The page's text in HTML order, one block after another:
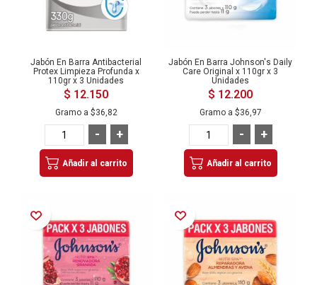
Jabón En Barra Antibacterial
Protex Limpieza Profunda x
110gr x 3 Unidades
$ 12.150
Gramo a $36,82
+
-
Añadir al carrito
Jabón En Barra Johnson's Daily
Care Original x 110gr x 3
Unidades
$ 12.200
Gramo a $36,97
+
-
Añadir al carrito
Añadir a la Lista de Deseos Añadir a la Lista de Deseos